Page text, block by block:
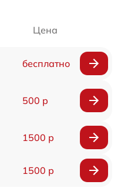
Цена
бесплатно
500 р
1500 р
1500 р